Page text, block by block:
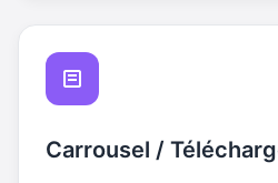
Carrousel /